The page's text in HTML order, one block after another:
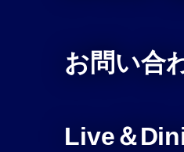
お問い合
Live＆